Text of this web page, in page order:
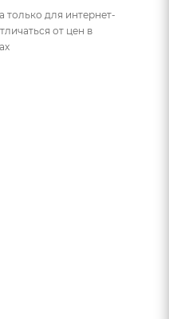
только для интернет-
от цен в